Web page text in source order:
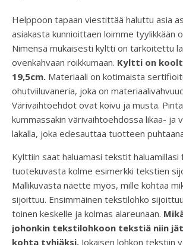
Helppoon tapaan viestittää haluttu asia
asiakasta kunnioittaen loimme tyylikkään
Nimensä mukaisesti kyltti on tarkoitettu
ovenkahvaan roikkumaan. Kyltti on
19,5cm. Materiaali on kotimaista
ohutviiluvaneria, joka on
Värivaihtoehdot ovat koivu ja musta.
kummassakin värivaihtoehdossa likaa- ja
lakalla, joka edesauttaa tuotteen
Kylttiin saat haluamasi tekstit haluamillasi
tuotekuvasta kolme esimerkki tekstien
Mallikuvasta näette myös, mille kohtaa
sijoittuu. Ensimmäinen tekstilohko
toinen keskelle ja kolmas alareunaan.
johonkin tekstilohkoon tekstiä niin
kohta tyhjäksi. Jokaisen lohkon tekstiin